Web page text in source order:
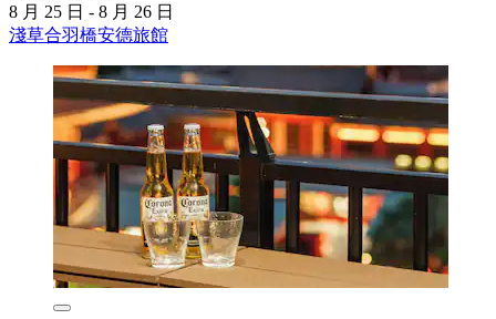
8 月 25 日 - 8 月 26 日
淺草合羽橋安德旅館